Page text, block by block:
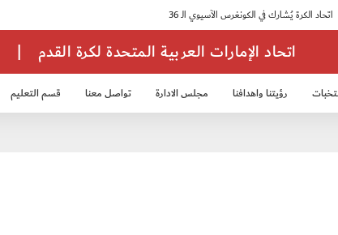
| اتحاد الإمارات العربية المتحدة لكرة القدم
رؤيتنا واهدافنا مجلس الادارة تواصل معنا قسم التعليم